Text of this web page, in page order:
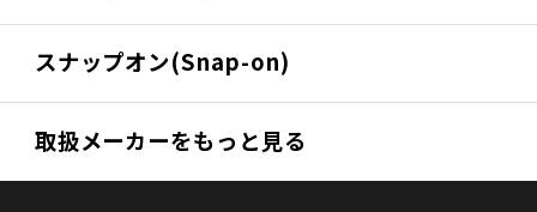
スナップオン(Snap-on)
取扱メーカーをもっと見る